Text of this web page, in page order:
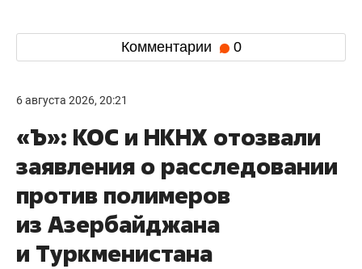
Комментарии 0
6 августа 2026, 20:21
«Ъ»: КОС и НКНХ отозвали
заявления о расследовании
против полимеров
из Азербайджана
и Туркменистана